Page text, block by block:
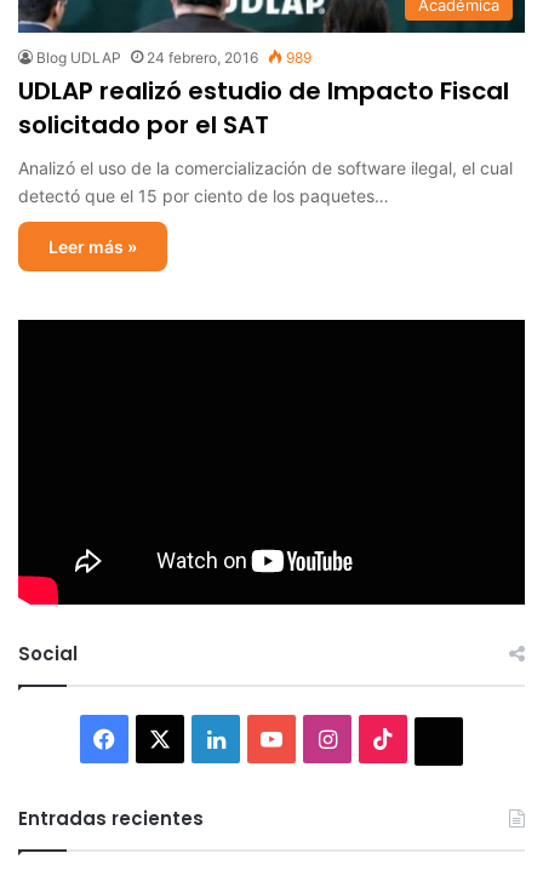
Académica
Blog UDLAP 24 febrero, 2016 989
UDLAP realizó estudio de Impacto Fiscal
solicitado por el SAT
Analizó el uso de la comercialización de software ilegal, el cual
detectó que el 15 por ciento de los paquetes…
Leer más »
Social
Facebook LinkedInYouTubeInstagram
Entradas recientes